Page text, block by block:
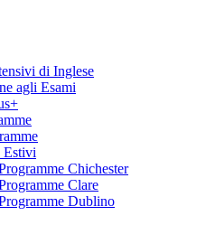
di Inglese
agli Esami
Estivi
Chichester
Clare
Dublino